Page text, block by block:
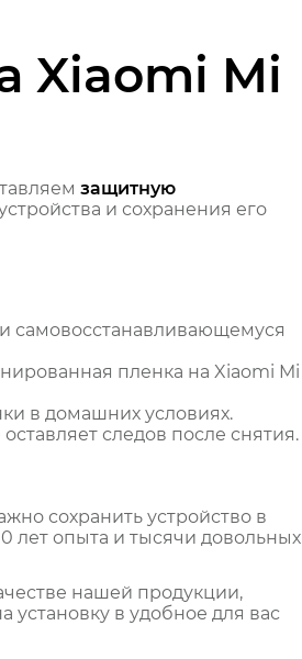
Xiaomi Mi
защитную
и сохранения его
самовосстанавливающемуся
пленка на Xiaomi Mi
в домашних условиях.
следов после снятия.
сохранить устройство в
лет опыта и тысячи довольных
нашей продукции,
установку в удобное для вас